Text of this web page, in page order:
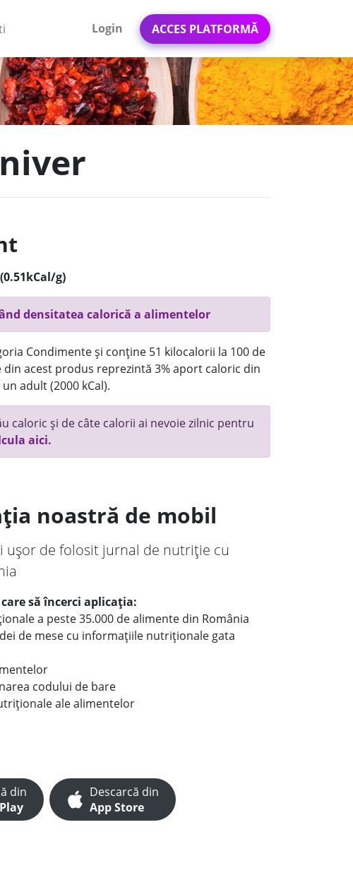
Login ACCES PLATFORMĂ
g)
densitatea calorică a alimentelor
Condimente și conține 51 kilocalorii la 100 de
din acest produs reprezintă 3% aport caloric din
adult (2000 kCal).
caloric și de câte calorii ai nevoie zilnic pentru
aici.
noastră de mobil
ușor de folosit jurnal de nutriție cu
să încerci aplicația:
a peste 35.000 de alimente din România
de mese cu informațiile nutriționale gata
codului de bare
ale alimentelor
din
Descarcă din
App Store